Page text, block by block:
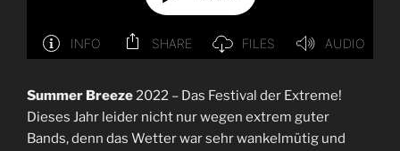
Summer Breeze2022 – Das Festival der Extreme!
Dieses Jahr leider nicht nur wegen extrem guter
Bands, denn das Wetter war sehr wankelmütig und